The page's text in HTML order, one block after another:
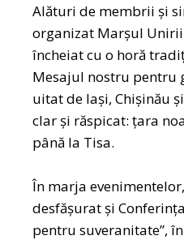
Alături de membrii și
organizat Marșul
încheiat cu o horă
Mesajul nostru pentru
uitat de Iași, Chișinău
clar și răspicat: țara
până la Tisa.
În marja
desfășurat și
pentru suveranitate”,